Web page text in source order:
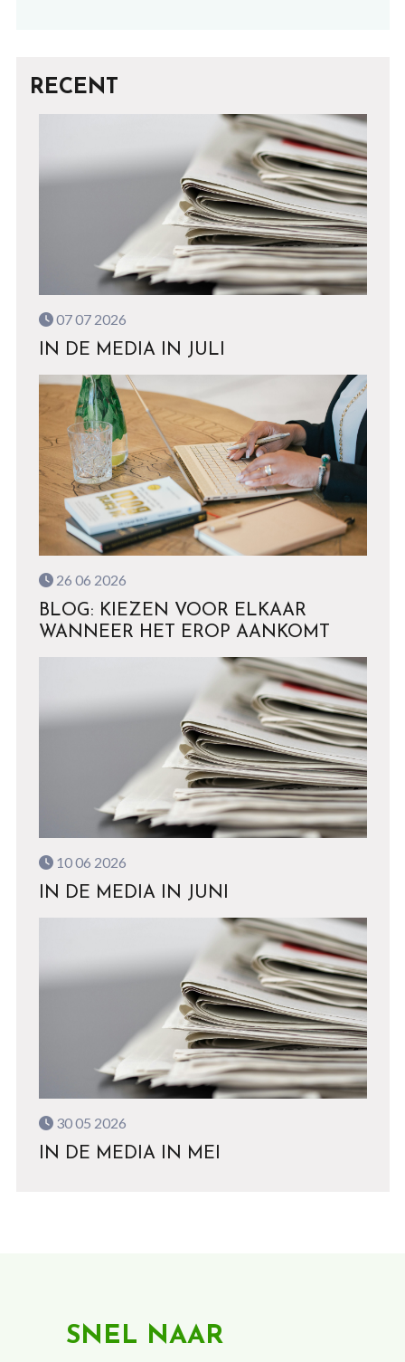
RECENT
07 07 2026
IN DE MEDIA IN JULI
26 06 2026
BLOG: KIEZEN VOOR ELKAAR
WANNEER HET EROP AANKOMT
10 06 2026
IN DE MEDIA IN JUNI
30 05 2026
IN DE MEDIA IN MEI
SNEL NAAR